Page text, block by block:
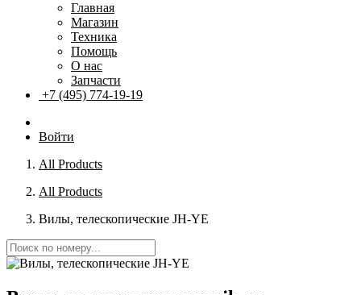
Главная
Магазин
Техника
Помощь
О нас
Запчасти
+7 (495) 774-19-19
Войти
All Products
All Products
Вилы, телескопические JH-YE